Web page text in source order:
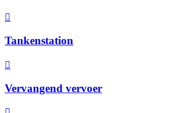
Tankenstation
Vervangend vervoer